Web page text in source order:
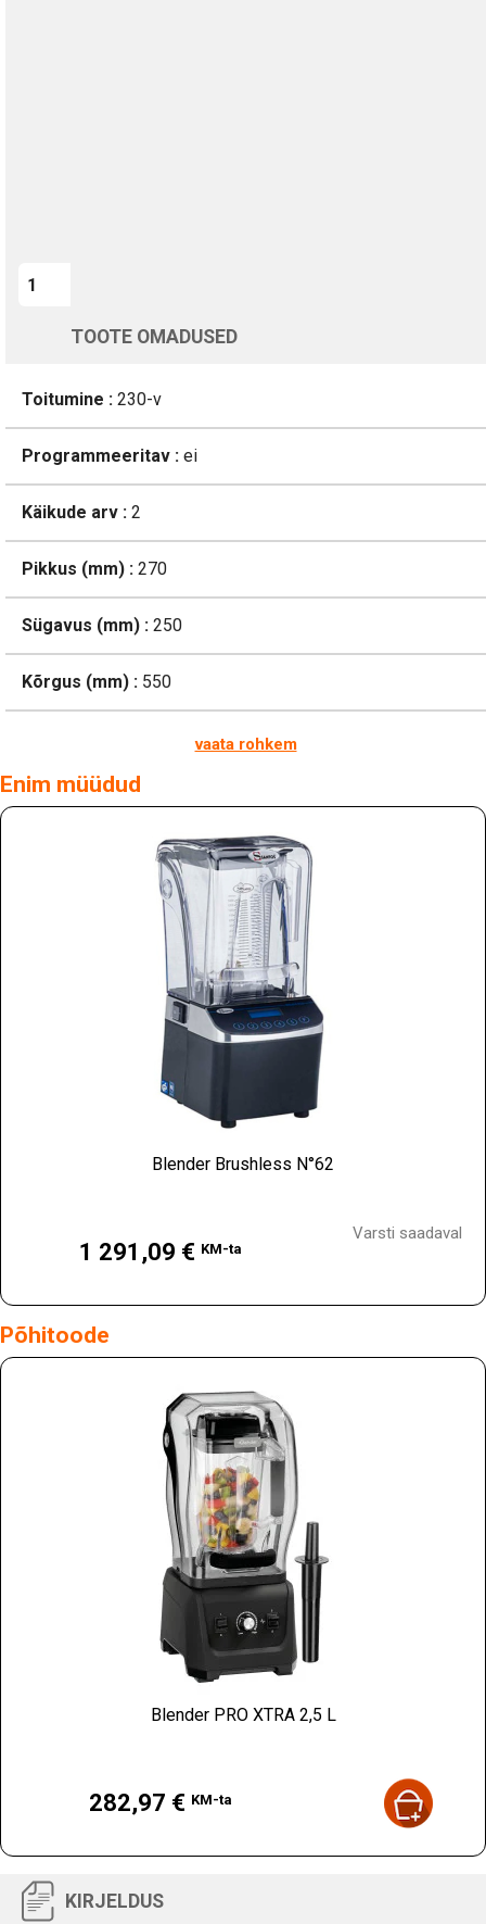
TOOTE OMADUSED
Toitumine : 230-v
Programmeeritav : ei
Käikude arv : 2
Pikkus (mm) : 270
Sügavus (mm) : 250
Kõrgus (mm) : 550
vaata rohkem
Enim müüdud
Blender Brushless N°62
1 291,09 € KM-ta
Varsti saadaval
Põhitoode
Blender PRO XTRA 2,5 L
282,97 € KM-ta
KIRJELDUS